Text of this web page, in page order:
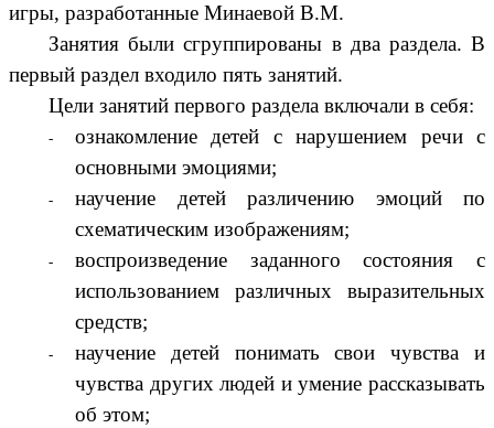
игры, разработанные Минаевой В.М.
Занятия были сгруппированы в два раздела. В
первый раздел входило пять занятий.
Цели занятий первого раздела включали в себя:
ознакомление детей с нарушением речи с
основными эмоциями;
научение детей различению эмоций по
схематическим изображениям;
воспроизведение заданного состояния с
использованием различных выразительных
средств;
научение детей понимать свои чувства и
чувства других людей и умение рассказывать
об этом;